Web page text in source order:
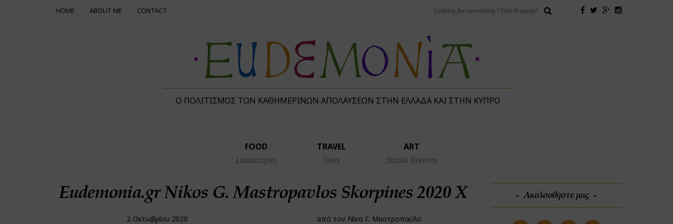
HOME ABOUT ME CONTACT
Ο ΠΟΛΙΤΙΣΜΌΣ ΤΩΝ ΚΑΘΗΜΕΡΙΝΏΝ ΑΠΟΛΑΎΣΕΩΝ ΣΤΗΝ ΕΛΛΆΔΑ ΚΑΙ ΣΤΗΝ ΚΎΠΡΟ
FOOD
Landscapes
TRAVEL
Tales
ART
Studio Dreams
Eudemonia.gr Nikos G. Mastropavlos Skorpines 2020 X
2 Οκτωβρίου 2020 από τον Νίκο Γ. Μαστροπαύλο
Ακολουθήστε μας